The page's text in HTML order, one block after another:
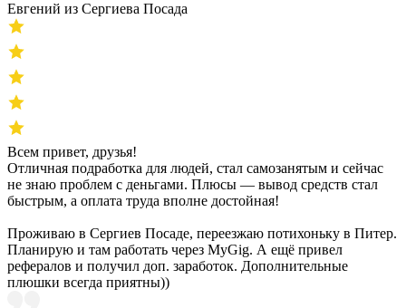
Евгений из Сергиева Посада
Всем привет, друзья!
Отличная подработка для людей, стал самозанятым и сейчас
не знаю проблем с деньгами. Плюсы — вывод средств стал
быстрым, а оплата труда вполне достойная!
Проживаю в Сергиев Посаде, переезжаю потихоньку в Питер.
Планирую и там работать через MyGig. А ещё привел
рефералов и получил доп. заработок. Дополнительные
плюшки всегда приятны))